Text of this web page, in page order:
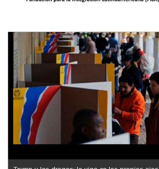
Trump y las drogas: la viga en los propios ojos